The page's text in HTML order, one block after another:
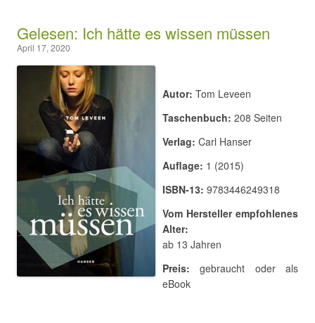
Gelesen: Ich hätte es wissen müssen
April 17, 2020
Autor: Tom Leveen
Taschenbuch: 208 Seiten
Verlag: Carl Hanser
Auflage: 1 (2015)
ISBN-13: 9783446249318
Vom Hersteller empfohlenes
Alter:
ab 13 Jahren
Preis:gebraucht oder als
eBook